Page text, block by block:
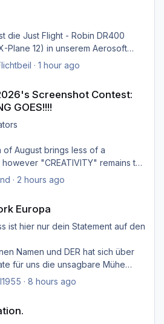
die Just Flight - Robin DR400
Plane 12) in unserem Aerosoft
· 1 hour ago
Screenshot Contest:
GOES!!!!
of August brings less of a
"CREATIVITY" remains the
entries, additionally providing
to the image helps to bring the
of Charlotte Douglas Airport on a
Payload was 80%
over 10,000 lbs of fuel on board
company over-fueling
CAE
· 2 hours ago
Europa
ist hier nur dein Statement auf den
Namen und DER hat sich über
für uns die unsagbare Mühe
Simulator
"HMK_Network" lebendiger zu
wie du es bezeichnest, ist sein
· 8 hours ago